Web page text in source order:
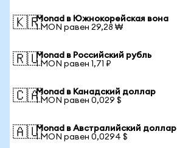
🇰🇷Monad в Южнокорейская вона
1 MON равен 29,28 ₩
🇷🇺Monad в Российский рубль
1 MON равен 1,71 ₽
🇨🇦Monad в Канадский доллар
1 MON равен 0,029 $
🇦🇺Monad в Австралийский доллар
1 MON равен 0,0294 $